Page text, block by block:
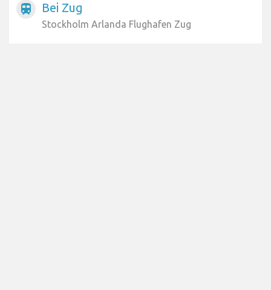
train Bei Zug
Stockholm Arlanda Flughafen Zug